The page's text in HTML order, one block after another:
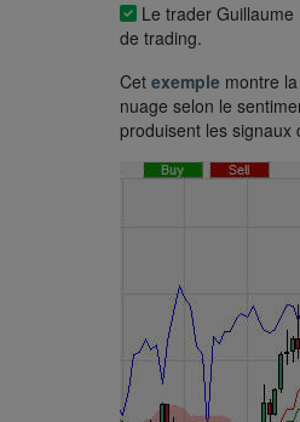
Le trader
de trading.
Cet exemple montre
nuage selon le
produisent les signaux